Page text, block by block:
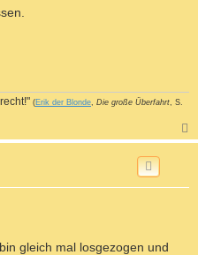
(Erik der Blonde Die große Überfahrt , S.
a
gleich mal losgezogen und